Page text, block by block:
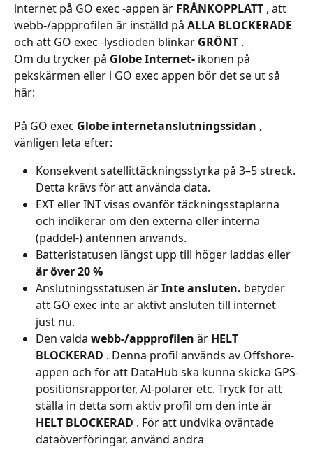
internet på GO exec -appen är FRÅNKOPPLATT , att
webb-/appprofilen är inställd på ALLA BLOCKERADE
och att GO exec -lysdioden blinkar GRÖNT .
Om du trycker på Globe Internet- ikonen på
pekskärmen eller i GO exec appen bör det se ut så
här:
På GO exec Globe internetanslutningssidan ,
vänligen leta efter:
Konsekvent satellittäckningsstyrka på 3–5 streck.
Detta krävs för att använda data.
EXT eller INT visas ovanför täckningsstaplarna
och indikerar om den externa eller interna
(paddel-) antennen används.
Batteristatusen längst upp till höger laddas eller
är över 20 %
Anslutningsstatusen är Inte ansluten. betyder
att GO exec inte är aktivt ansluten till internet
just nu.
Den valda webb-/appprofilen är HELT
BLOCKERAD . Denna profil används av Offshore-
appen och för att DataHub ska kunna skicka GPS-
positionsrapporter, AI-polarer etc. Tryck för att
ställa in detta som aktiv profil om den inte är
HELT BLOCKERAD . För att undvika oväntade
dataöverföringar, använd andra